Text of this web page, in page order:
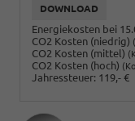
DOWNLOAD
Energiekosten bei
CO2 Kosten (niedrig)
CO2 Kosten (mittel)
CO2 Kosten (hoch)
Jahressteuer: 119,- €